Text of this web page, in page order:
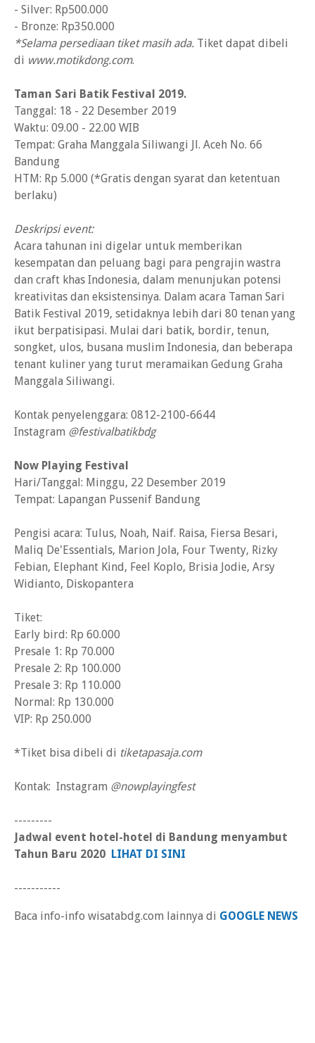
- Silver: Rp500.000
- Bronze: Rp350.000
*Selama persediaan tiket masih ada. Tiket dapat dibeli
di www.motikdong.com.
Taman Sari Batik Festival 2019.
Tanggal: 18 - 22 Desember 2019
Waktu: 09.00 - 22.00 WIB
Tempat: Graha Manggala Siliwangi Jl. Aceh No. 66
Bandung
HTM: Rp 5.000 (*Gratis dengan syarat dan ketentuan
berlaku)
Deskripsi event:
Acara tahunan ini digelar untuk memberikan
kesempatan dan peluang bagi para pengrajin wastra
dan craft khas Indonesia, dalam menunjukan potensi
kreativitas dan eksistensinya. Dalam acara Taman Sari
Batik Festival 2019, setidaknya lebih dari 80 tenan yang
ikut berpatisipasi. Mulai dari batik, bordir, tenun,
songket, ulos, busana muslim Indonesia, dan beberapa
tenant kuliner yang turut meramaikan Gedung Graha
Manggala Siliwangi.
Kontak penyelenggara: 0812-2100-6644
Instagram @festivalbatikbdg
Now Playing Festival
Hari/Tanggal: Minggu, 22 Desember 2019
Tempat: Lapangan Pussenif Bandung
Pengisi acara: Tulus, Noah, Naif. Raisa, Fiersa Besari,
Maliq De'Essentials, Marion Jola, Four Twenty, Rizky
Febian, Elephant Kind, Feel Koplo, Brisia Jodie, Arsy
Widianto, Diskopantera
Tiket:
Early bird: Rp 60.000
Presale 1: Rp 70.000
Presale 2: Rp 100.000
Presale 3: Rp 110.000
Normal: Rp 130.000
VIP: Rp 250.000
*Tiket bisa dibeli di tiketapasaja.com
Kontak: Instagram @nowplayingfest
---------
Jadwal event hotel-hotel di Bandung menyambut
Tahun Baru 2020 LIHAT DI SINI
-----------
Baca info-info wisatabdg.com lainnya di GOOGLE NEWS